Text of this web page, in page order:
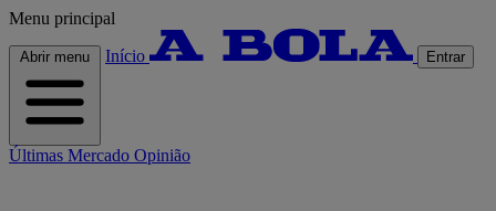
Menu principal
Abrir menu Início Entrar
Últimas Mercado Opinião